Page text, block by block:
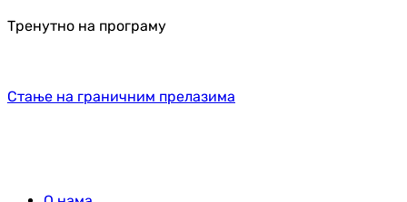
Тренутно на програму
Стање на граничним прелазима